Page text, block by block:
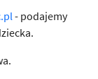
- podajemy